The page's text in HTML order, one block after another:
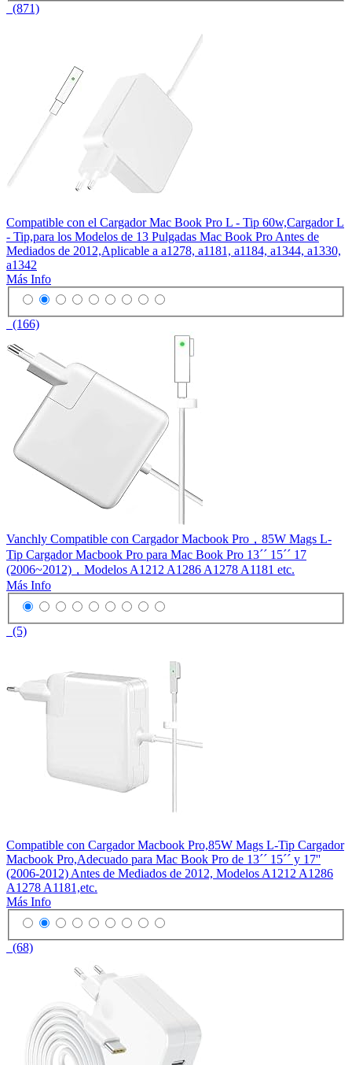
(871)
Compatible con el Cargador Mac Book Pro L - Tip 60w,Cargador L
- Tip,para los Modelos de 13 Pulgadas Mac Book Pro Antes de
Mediados de 2012,Aplicable a a1278, a1181, a1184, a1344, a1330,
a1342
Más Info
(166)
Vanchly Compatible con Cargador Macbook Pro，85W Mags L-
Tip Cargador Macbook Pro para Mac Book Pro 13´´ 15´´ 17
(2006~2012)，Modelos A1212 A1286 A1278 A1181 etc.
Más Info
(5)
Compatible con Cargador Macbook Pro,85W Mags L-Tip Cargador
Macbook Pro,Adecuado para Mac Book Pro de 13´´ 15´´ y 17''
(2006-2012) Antes de Mediados de 2012, Modelos A1212 A1286
A1278 A1181,etc.
Más Info
(68)